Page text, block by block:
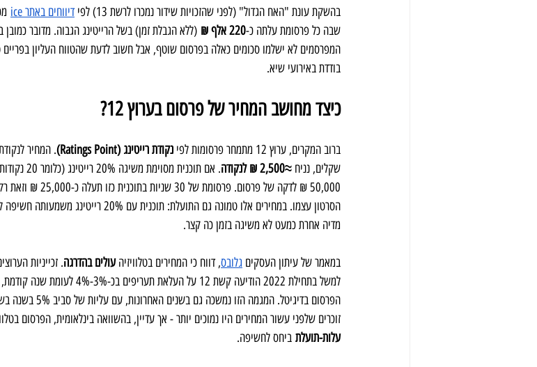
בהשקת עונת "האח הגדול" (לפני שהזכויות שידור נמכרו לרשת 13) לפי דיווחים באתר ice
שבה כל פרסומת עלתה כ-220 אלף ₪
(ללא הגבלת זמן) בשל הרייטינג הגבוה. מדובר כמובן
המפרסמים לא ישלמו סכומים כאלה בפרסום שוטף, אבל חשוב לדעת שהטווח העליון בפריים
בודדת באירועי שיא.
כיצד מחושב המחיר של פרסום בערוץ 12?
ברוב המקרים, ערוץ 12 מתמחר פרסומות לפי נקודת רייטינג (Ratings Point)
. המחיר
שקלים, נניח ≈2,500 ₪ לנקודה
. אם
50,000 ₪ לדקה של פרסום. פרסומת של 30 שניות בתוכנית כזו תעלה כ-25,000 ₪ וזאת רק
הסרטון עצמו. במחירים אלו טמונה גם התועלת: תוכנית עם 20% רייטינג משמעותה חשיפה לכ
מדיה אחרת כמעט לא משיגה בזמן כה קצר.
במאמר של עיתון העסקים גלובס, דווח כי המחירים בטלוויזיה עולים בהדרגה. זכייניות
למשל בתחילת 2022 הודיעה קשת 12 על
הפרסום בדיגיטל.
זוכרים שלפני עשור המחירים היו נמוכים יותר - אך עדיין, בהשוואה בינלאומית, הפרסום
עלות-תועלת ביחס לחשיפה.